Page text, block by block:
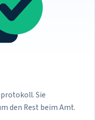
Sie
den Rest beim Amt.